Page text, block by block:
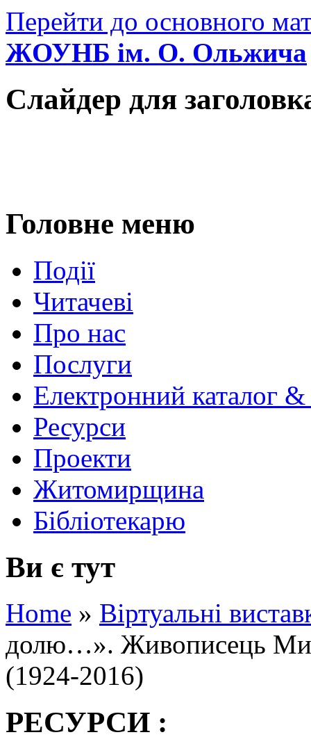
Перейти до основного
ЖОУНБ ім. О. Ольжича
Слайдер для
Головне меню
Події
Читачеві
Про нас
Послуги
Електронний каталог
Ресурси
Проекти
Житомирщина
Бібліотекарю
Ви є тут
Home » Віртуальні
долю…». Живописець
(1924-2016)
РЕСУРСИ :